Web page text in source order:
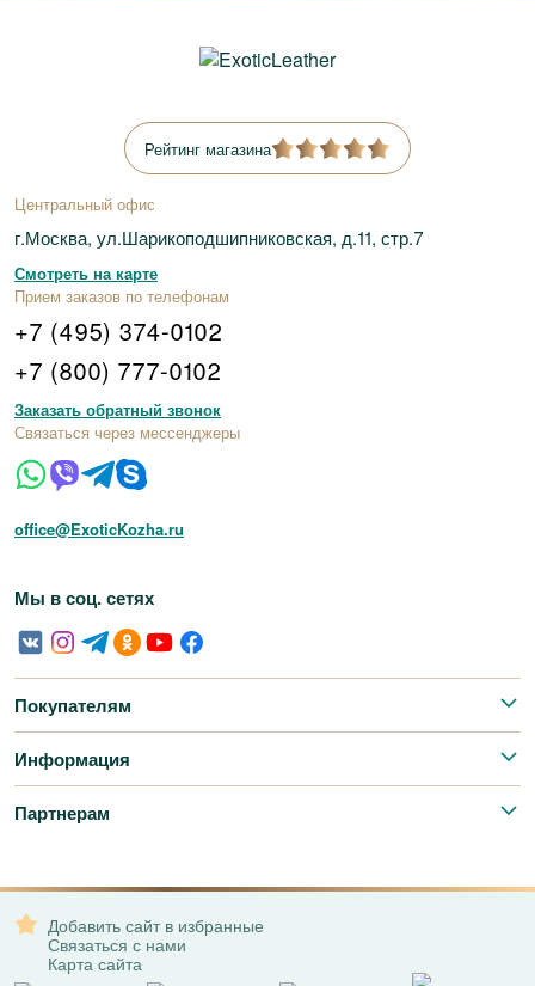
Рейтинг магазина
Центральный офис
г.Москва, ул.Шарикоподшипниковская, д.11, стр.7
Смотреть на карте
Прием заказов по телефонам
+7 (495) 374-0102
+7 (800) 777-0102
Заказать обратный звонок
Связаться через мессенджеры
office@ExoticKozha.ru
Мы в соц. сетях
Покупателям
Информация
Партнерам
Добавить сайт в избранные
Связаться с нами
Карта сайта